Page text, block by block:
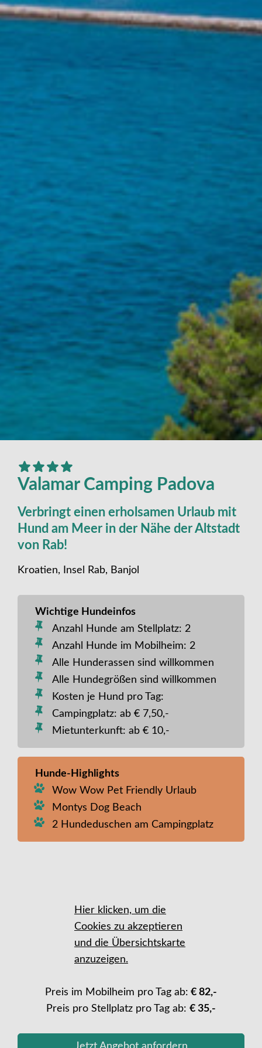
Valamar Camping Padova
Verbringt einen erholsamen Urlaub mit
Hund am Meer in der Nähe der Altstadt
von Rab!
Kroatien, Insel Rab, Banjol
Wichtige Hundeinfos
Anzahl Hunde am Stellplatz: 2
Anzahl Hunde im Mobilheim: 2
Alle Hunderassen sind willkommen
Alle Hundegrößen sind willkommen
Kosten je Hund pro Tag:
Campingplatz: ab € 7,50,-
Mietunterkunft: ab € 10,-
Hunde-Highlights
Wow Wow Pet Friendly Urlaub
Montys Dog Beach
2 Hundeduschen am Campingplatz
Hier klicken, um die
Cookies zu akzeptieren
und die Übersichtskarte
anzuzeigen.
Preis im Mobilheim pro Tag ab: € 82,-
Preis pro Stellplatz pro Tag ab: € 35,-